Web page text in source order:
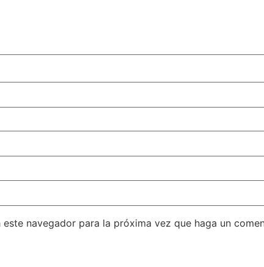
navegador para la próxima vez que haga un